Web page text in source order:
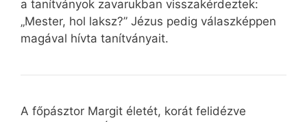
a tanítványok zavarukban visszakérdeztek:
„Mester, hol laksz?” Jézus pedig válaszképpen
magával hívta tanítványait.
A főpásztor Margit életét, korát felidézve